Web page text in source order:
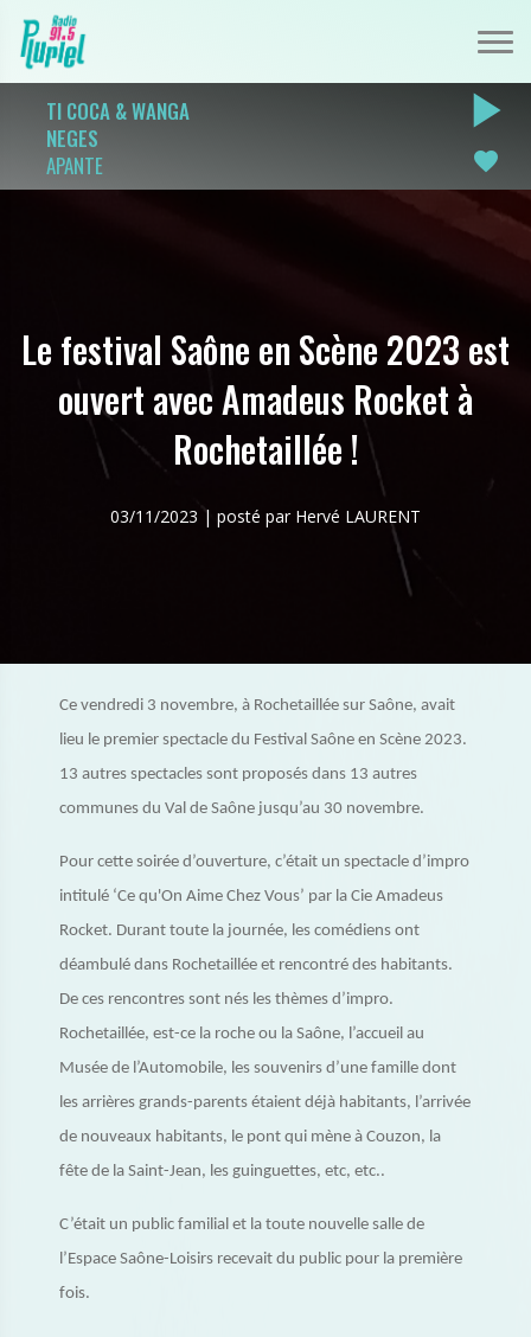
TI COCA & WANGA
NEGES
APANTE
play_arrow
favorite
Le festival Saône en Scène 2023 est
ouvert avec Amadeus Rocket à
Rochetaillée !
03/11/2023 | posté par Hervé LAURENT
Ce vendredi 3 novembre, à Rochetaillée sur Saône, avait
lieu le premier spectacle du Festival Saône en Scène 2023.
13 autres spectacles sont proposés dans 13 autres
communes du Val de Saône jusqu’au 30 novembre.
Pour cette soirée d’ouverture, c’était un spectacle d’impro
intitulé ‘Ce qu'On Aime Chez Vous’ par la Cie Amadeus
Rocket. Durant toute la journée, les comédiens ont
déambulé dans Rochetaillée et rencontré des habitants.
De ces rencontres sont nés les thèmes d’impro.
Rochetaillée, est-ce la roche ou la Saône, l’accueil au
Musée de l’Automobile, les souvenirs d’une famille dont
les arrières grands-parents étaient déjà habitants, l’arrivée
de nouveaux habitants, le pont qui mène à Couzon, la
fête de la Saint-Jean, les guinguettes, etc, etc..
C’était un public familial et la toute nouvelle salle de
l’Espace Saône-Loisirs recevait du public pour la première
fois.